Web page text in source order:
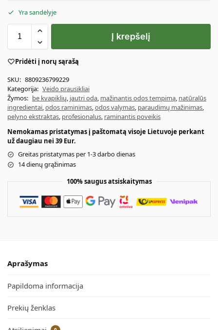
Yra sandėlyje
Į krepšelį
Pridėti į norų sąrašą
SKU: 8809236799229
Kategorija: Veido prausikliai
Žymos: be kvapiklių, jautri oda, mažinantis odos tempimą, natūralūs
ingredientai,odos raminimas,odos valymas, paraudimų mažinimas,
pelyno ekstraktas, profesionalus, raminantis poveikis
Nemokamas pristatymas į paštomatą visoje Lietuvoje perkant
už daugiau nei 39 Eur.
Greitas pristatymas per 1-3 darbo dienas
14 dienų grąžinimas
100% saugus atsiskaitymas
Aprašymas
Papildoma informacija
Prekių ženklas